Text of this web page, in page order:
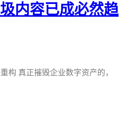
内容已成必然趋
构 真正摧毁企业数字资产的，